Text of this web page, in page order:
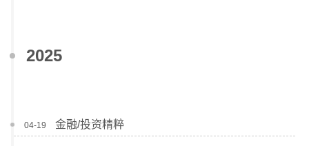
公益 404
2025
04-19 金融/投资精粹